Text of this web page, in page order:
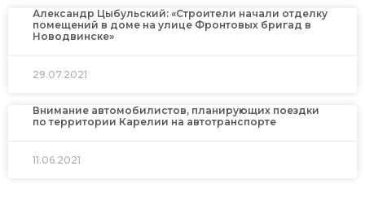
Александр Цыбульский: «Строители начали отделку
помещений в доме на улице Фронтовых бригад в
Новодвинске»
29.07.2021
Внимание автомобилистов, планирующих поездки
по территории Карелии на автотранспорте
11.06.2021